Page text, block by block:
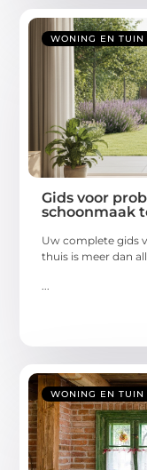
WONING EN TUIN
Gids voor
schoonmaak
Uw complete gids
thuis is meer dan
WONING EN TUIN